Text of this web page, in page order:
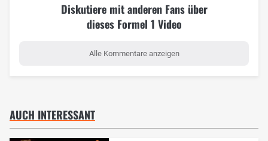
Diskutiere mit anderen Fans über
dieses Formel 1 Video
Alle Kommentare anzeigen
AUCH INTERESSANT